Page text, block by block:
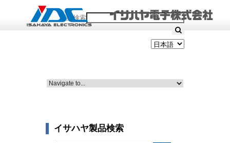
製品検索
イサハヤ製品検索